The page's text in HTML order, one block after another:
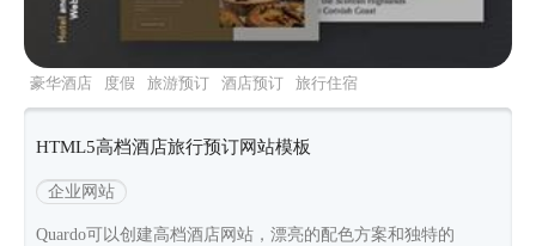
豪华酒店 度假 旅游预订 酒店预订 旅行住宿
HTML5高档酒店旅行预订网站模板
企业网站
Quardo可以创建高档酒店网站，漂亮的配色方案和独特的